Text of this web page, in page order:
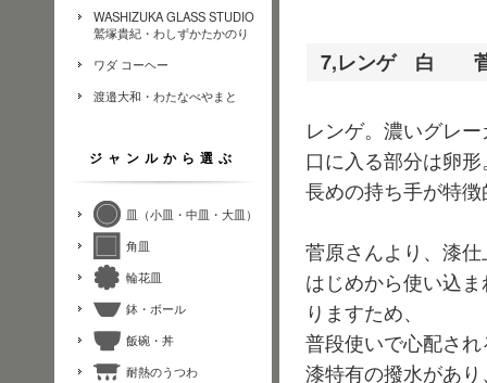
WASHIZUKA GLASS STUDIO
鷲塚貴紀・わしずかたかのり
ワダ コーヘー
渡邉大和・わたなべやまと
ジャンルから選ぶ
皿（小皿・中皿・大皿）
角皿
輪花皿
鉢・ボール
飯碗・丼
耐熱のうつわ
7,レンゲ 白 菅
レンゲ。濃いグレ
口に入る部分は卵
長めの持ち手が特
菅原さんより、漆
はじめから使い込
りますため、
普段使いで心配さ
漆特有の撥水があ